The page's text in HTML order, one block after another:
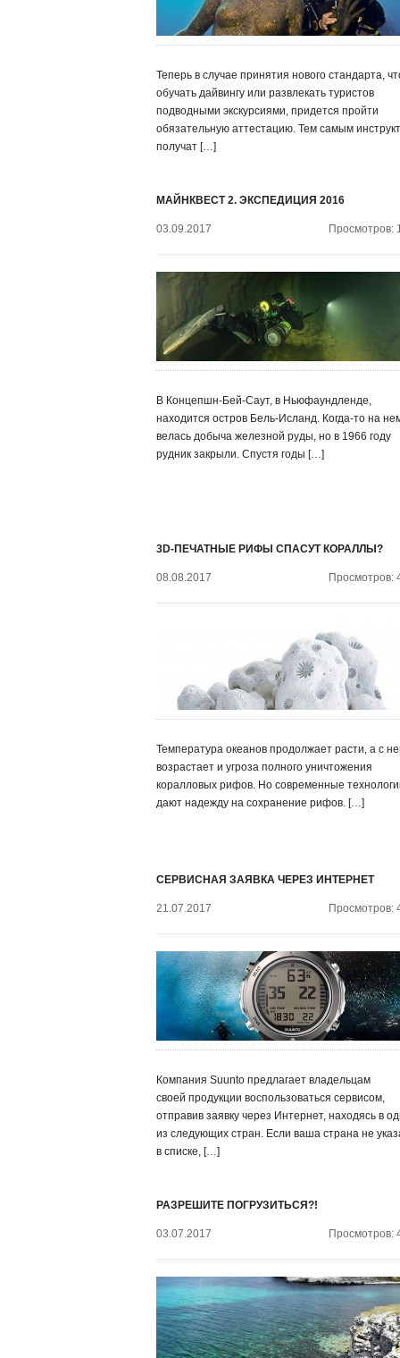
Теперь в случае принятия нового стандарта,
обучать дайвингу или развлекать туристов
подводными экскурсиями, придется пройти
обязательную аттестацию. Тем самым
получат […]
МАЙНКВЕСТ 2. ЭКСПЕДИЦИЯ 2016
03.09.2017 Просмотров:
В Концепшн-Бей-Саут, в Ньюфаундленде,
находится остров Бель-Исланд. Когда-то на
велась добыча железной руды, но в 1966 году
рудник закрыли. Спустя годы […]
3D-ПЕЧАТНЫЕ РИФЫ СПАСУТ КОРАЛЛЫ?
08.08.2017 Просмотров:
Температура океанов продолжает расти, а с
возрастает и угроза полного уничтожения
коралловых рифов. Но современные
дают надежду на сохранение рифов. […]
СЕРВИСНАЯ ЗАЯВКА ЧЕРЕЗ ИНТЕРНЕТ
21.07.2017 Просмотров:
Компания Suunto предлагает владельцам
своей продукции воспользоваться сервисом,
отправив заявку через Интернет, находясь в
из следующих стран. Если ваша страна не
в списке, […]
РАЗРЕШИТЕ ПОГРУЗИТЬСЯ?!
03.07.2017 Просмотров: